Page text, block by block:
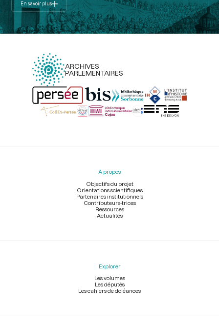
En savoir plus
ARCHIVES
PARLEMENTAIRES
Menu
À propos
Objectifs du projet
Orientations scientifiques
Partenaires institutionnels
Contributeurs-trices
Ressources
Actualités
Explorer
Les volumes
Les députés
Les cahiers de doléances